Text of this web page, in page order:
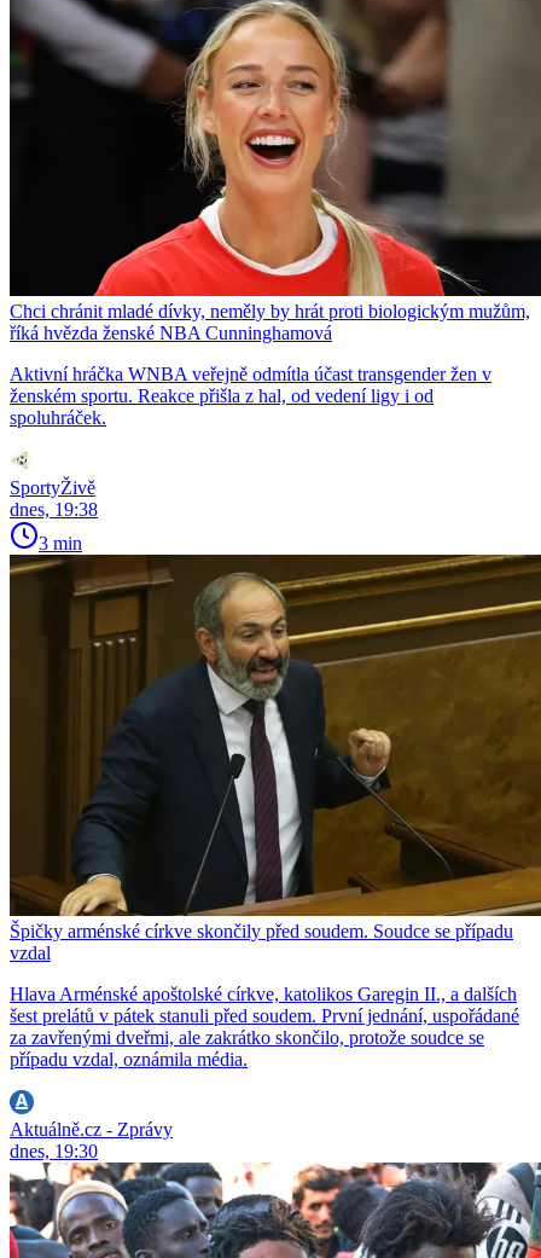
Chci chránit mladé dívky, neměly by hrát proti biologickým mužům,
říká hvězda ženské NBA Cunninghamová
Aktivní hráčka WNBA veřejně odmítla účast transgender žen v
ženském sportu. Reakce přišla z hal, od vedení ligy i od
spoluhráček.
SportyŽivě
dnes, 19:38
3 min
Špičky arménské církve skončily před soudem. Soudce se případu
vzdal
Hlava Arménské apoštolské církve, katolikos Garegin II., a dalších
šest prelátů v pátek stanuli před soudem. První jednání, uspořádané
za zavřenými dveřmi, ale zakrátko skončilo, protože soudce se
případu vzdal, oznámila média.
Aktuálně.cz - Zprávy
dnes, 19:30